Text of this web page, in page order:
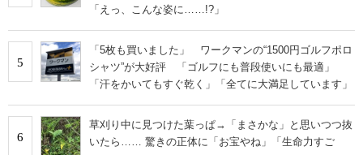
「えっ、こんな姿に……!?」
5
「5枚も買いました」 ワークマンの“1500円ゴルフポロ
シャツ”が大好評 「ゴルフにも普段使いにも最適」
「汗をかいてもすぐ乾く」「全てに大満足しています」
6
草刈り中に見つけた葉っぱ→「まさかな」と思いつつ抜
いたら…… 驚きの正体に「お宝やね」「生命力すご